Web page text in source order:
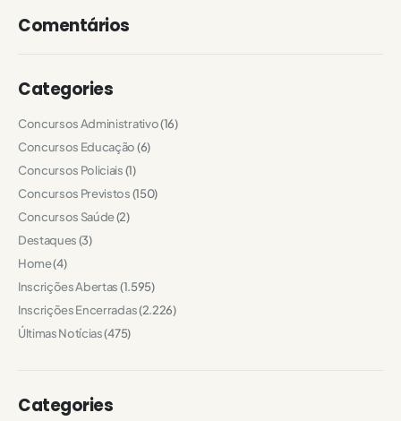
Comentários
Categories
Concursos Administrativo(16)
Concursos Educação(6)
Concursos Policiais(1)
Concursos Previstos(150)
Concursos Saúde(2)
Destaques(3)
Home(4)
Inscrições Abertas(1.595)
Inscrições Encerradas(2.226)
Últimas Notícias(475)
Categories